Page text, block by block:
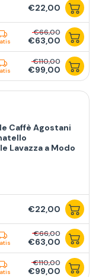
€22,00
€66,00
€63,00
€110,00
€99,00
Caffè Agostani
Lavazza a Modo
€22,00
€66,00
€63,00
€110,00
€99,00